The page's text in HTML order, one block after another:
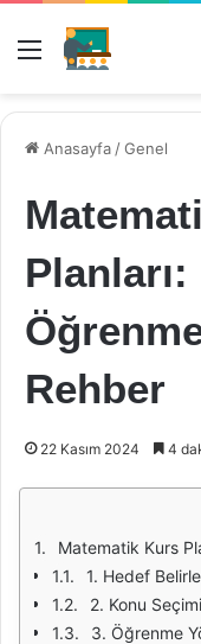
Menü
Anasayfa /Genel
Planları:
Rehber
22 Kasım 2024 4
Matematik Kurs
1. Hedef
2. Konu
3. Öğrenme